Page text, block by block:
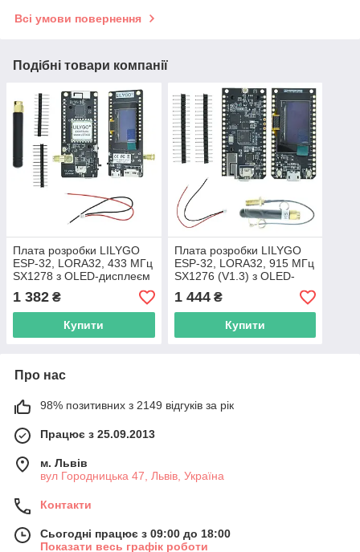
Всі умови повернення
Подібні товари компанії
Плата розробки LILYGO
ESP-32, LORA32, 433 МГц
SX1278 з OLED-дисплеєм
1 382 ₴
Купити
Плата розробки LILYGO
ESP-32, LORA32, 915 МГц
SX1276 (V1.3) з OLED-
дисплеєм
1 444₴
Купити
Про нас
98% позитивних з 2149 відгуків за рік
Працює з 25.09.2013
м. Львів
вул Городницька 47, Львів, Україна
Контакти
Сьогодні працює з 09:00 до 18:00
Показати весь графік роботи